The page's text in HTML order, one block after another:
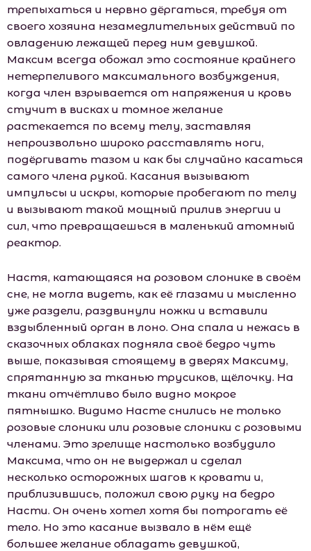
трепыхаться и нервно дёргаться, требуя от
своего хозяина незамедлительных действий по
овладению лежащей перед ним девушкой.
Максим всегда обожал это состояние крайнего
нетерпеливого максимального возбуждения,
когда член взрывается от напряжения и кровь
стучит в висках и томное желание
растекается по всему телу, заставляя
непроизвольно широко расставлять ноги,
подёргивать тазом и как бы случайно касаться
самого члена рукой. Касания вызывают
импульсы и искры, которые пробегают по телу
и вызывают такой мощный прилив энергии и
сил, что превращаешься в маленький атомный
реактор.
Настя, катающаяся на розовом слонике в своём
сне, не могла видеть, как её глазами и мысленно
уже раздели, раздвинули ножки и вставили
вздыбленный орган в лоно. Она спала и нежась в
сказочных облаках подняла своё бедро чуть
выше, показывая стоящему в дверях Максиму,
спрятанную за тканью трусиков, щёлочку. На
ткани отчётливо было видно мокрое
пятнышко. Видимо Насте снились не только
розовые слоники или розовые слоники с розовыми
членами. Это зрелище настолько возбудило
Максима, что он не выдержал и сделал
несколько осторожных шагов к кровати и,
приблизившись, положил свою руку на бедро
Насти. Он очень хотел хотя бы потрогать её
тело. Но это касание вызвало в нём ещё
большее желание обладать девушкой,